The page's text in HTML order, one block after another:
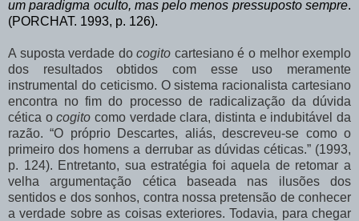
um paradigma oculto, mas pelo menos pressuposto sempre.
(PORCHAT. 1993, p. 126).
A suposta verdade do cogito cartesiano é o melhor exemplo
dos
resultados obtidos com esse uso
meramente
instrumental do ceticismo. O sistema racionalista cartesiano
encontra no fim do processo de radicalização da dúvida
cética o cogito como verdade clara, distinta e indubitável da
razão. “O próprio Descartes, aliás, descreveu-se como o
primeiro dos homens a derrubar as dúvidas céticas.” (1993,
p. 124). Entretanto, sua estratégia foi aquela de retomar a
velha
argumentação cética baseada nas ilusões
dos
sentidos e dos sonhos, contra nossa pretensão de conhecer
a verdade sobre as coisas exteriores. Todavia, para chegar